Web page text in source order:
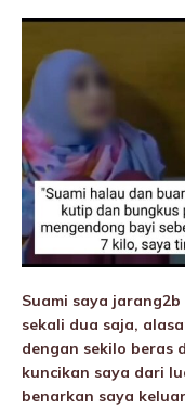
Suami saya
sekali dua saja,
dengan sekilo beras
kuncikan saya dari
benarkan saya